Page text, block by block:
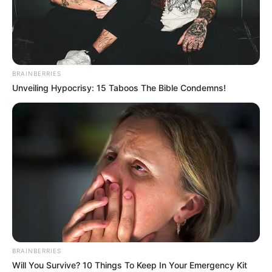
Культура
Нам пишуть
Партнерські матеріали
Схеми
BRAINBERRIES
Unveiling Hypocrisy: 15 Taboos The Bible Condemns!
BRAINBERRIES
Will You Survive? 10 Things To Keep In Your Emergency Kit